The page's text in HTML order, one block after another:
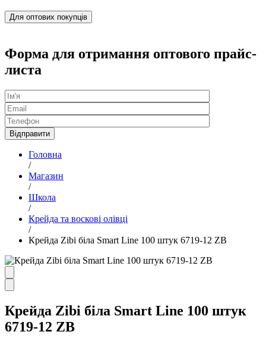
Для оптових покупців
Форма для отримання оптового прайс-
листа
Головна
/
Магазин
/
Школа
/
Крейда та воскові олівці
/
Крейда Zibi біла Smart Line 100 штук 6719-12 ZB
Крейда Zibi біла Smart Line 100 штук
6719-12 ZB